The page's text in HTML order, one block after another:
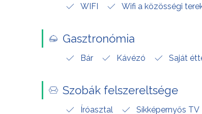
WIFI Wifi a közösségi
Gasztronómia
Bár Kávézó Saját
Szobák felszereltsége
Íróasztal Síkképernyős TV